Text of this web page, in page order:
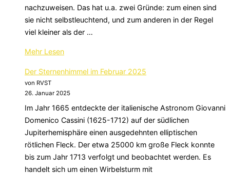
nachzuweisen. Das hat u.a. zwei Gründe: zum einen sind
sie nicht selbstleuchtend, und zum anderen in der Regel
viel kleiner als der …
Mehr über
Sternenhimmel
im
2025“
Lesen
Der Sternenhimmel im Februar 2025
von RVST
26. Januar 2025
Im Jahr 1665 entdeckte der italienische Astronom Giovanni
Domenico Cassini (1625-1712) auf der südlichen
Jupiterhemisphäre einen ausgedehnten elliptischen
rötlichen Fleck. Der etwa 25000 km große Fleck konnte
bis zum Jahr 1713 verfolgt und beobachtet werden. Es
handelt sich um einen Wirbelsturm mit